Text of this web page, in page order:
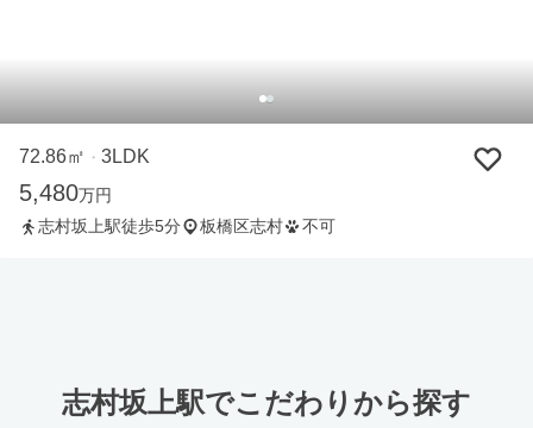
72.86㎡ ・ 3LDK
5,480万円
志村坂上駅徒歩5分
板橋区志村 不可
志村坂上駅でこだわりから探す